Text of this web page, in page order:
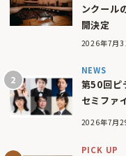
ンクール
開決定
2026年7月
NEWS
第50回ピ
セミファ
2026年7月
PICK UP